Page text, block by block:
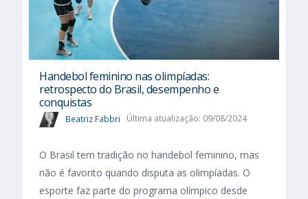
Handebol feminino nas olimpíadas:
retrospecto do Brasil, desempenho e
conquistas
Beatriz Fabbri Última atualização: 09/08/2024
O Brasil tem tradição no handebol feminino, mas
não é favorito quando disputa as olimpíadas. O
esporte faz parte do programa olímpico desde